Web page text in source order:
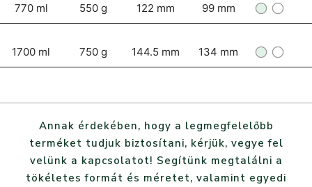
770 ml 550 g 122 mm 99 mm
1700 ml 750 g 144.5 mm 134 mm
Annak érdekében, hogy a legmegfelelőbb
terméket tudjuk biztosítani, kérjük, vegye fel
velünk a kapcsolatot! Segítünk megtalálni a
tökéletes formát és méretet, valamint egyedi